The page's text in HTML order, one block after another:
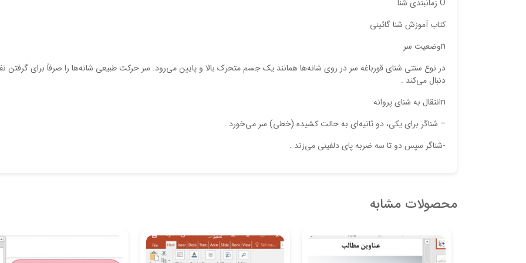
O زمانبندي‌ شنا
کتاب آموزش شنا گائینی
nوضعيت‌ سر
در نوع‌ سنتي‌ شناي‌ قورباغه‌ سر در روي‌ شانه‌ها همانند يك‌ جسم‌ متحرك‌ بالا و پايين‌ مي‌رود. سر حركت‌ طبيعي‌ شانه‌ها را صرفاً براي‌ گرفتن‌
دنبال‌ مي‌كند .
nانتقال‌ به‌ شناي‌ پروانه‌
– شناگر براي‌ يكي، دو ثانيه‌اي‌ به‌ حالت‌ كشيده‌ (خطي) سر مي‌خورد .
-شناگر سپس‌ دو تا سه‌ ضربه‌ پاي‌ دلفيني‌ مي‌زند .
محصولات مشابه